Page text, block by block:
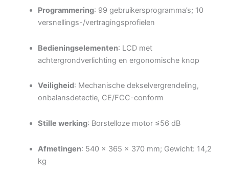
Programmering: 99 gebruikersprogramma’s; 10
versnellings-/vertragingsprofielen
Bedieningselementen: LCD met
achtergrondverlichting en ergonomische knop
Veiligheid: Mechanische dekselvergrendeling,
onbalansdetectie, CE/FCC-conform
Stille werking: Borstelloze motor ≤56 dB
Afmetingen: 540 × 365 × 370 mm; Gewicht: 14,2
kg